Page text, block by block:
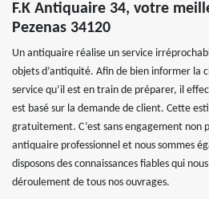
F.K Antiquaire 34, votre
Pezenas 34120
Un antiquaire réalise un service
objets d’antiquité. Afin de bien informer la
service qu’il est en train de préparer, il
est basé sur la demande de client. Cette
gratuitement. C’est sans engagement non
antiquaire professionnel et nous sommes
disposons des connaissances fiables qui
déroulement de tous nos ouvrages.